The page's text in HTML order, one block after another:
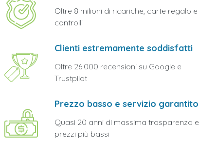
Oltre 8 milioni di ricariche, carte regalo e
controlli
Clienti estremamente soddisfatti
Oltre 26.000 recensioni su Google e
Trustpilot
Prezzo basso e servizio garantito
Quasi 20 anni di massima trasparenza e
prezzi più bassi